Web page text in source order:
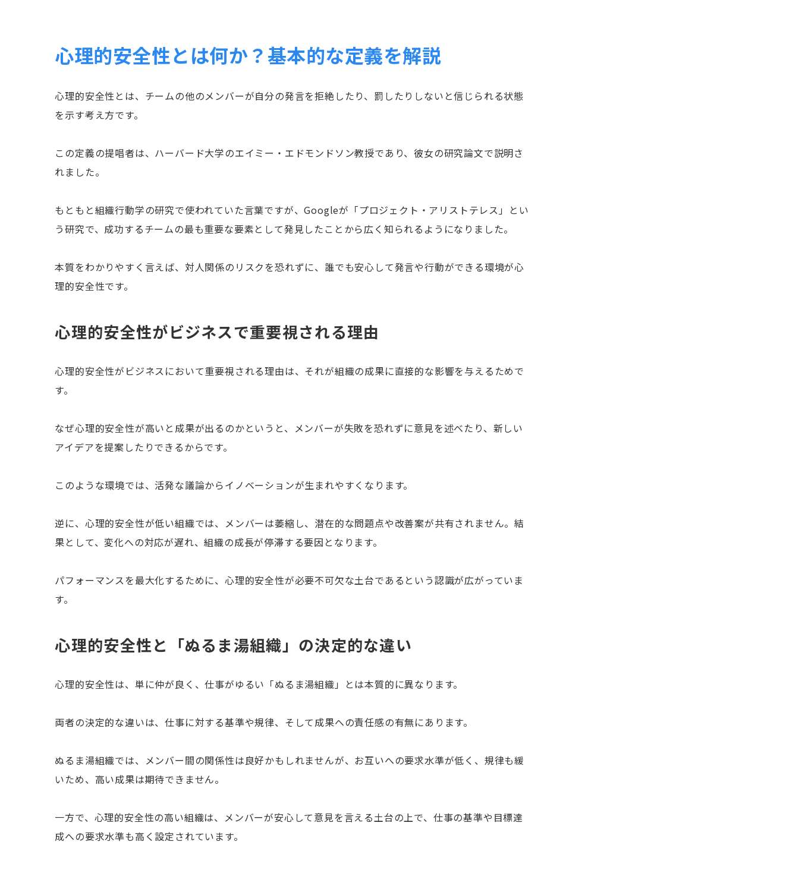
心理的安全性とは何か？基本的な定義を解説
心理的安全性とは、チームの他のメンバーが自分の発言を拒絶したり、罰したりしないと信じられる状態
を示す考え方です。
この定義の提唱者は、ハーバード大学のエイミー・エドモンドソン教授であり、彼女の研究論文で説明さ
れました。
もともと組織行動学の研究で使われていた言葉ですが、Googleが「プロジェクト・アリストテレス」とい
う研究で、成功するチームの最も重要な要素として発見したことから広く知られるようになりました。
本質をわかりやすく言えば、対人関係のリスクを恐れずに、誰でも安心して発言や行動ができる環境が心
理的安全性です。
心理的安全性がビジネスで重要視される理由
心理的安全性がビジネスにおいて重要視される理由は、それが組織の成果に直接的な影響を与えるためで
す。
なぜ心理的安全性が高いと成果が出るのかというと、メンバーが失敗を恐れずに意見を述べたり、新しい
アイデアを提案したりできるからです。
このような環境では、活発な議論からイノベーションが生まれやすくなります。
逆に、心理的安全性が低い組織では、メンバーは萎縮し、潜在的な問題点や改善案が共有されません。結
果として、変化への対応が遅れ、組織の成長が停滞する要因となります。
パフォーマンスを最大化するために、心理的安全性が必要不可欠な土台であるという認識が広がっていま
す。
心理的安全性と「ぬるま湯組織」の決定的な違い
心理的安全性は、単に仲が良く、仕事がゆるい「ぬるま湯組織」とは本質的に異なります。
両者の決定的な違いは、仕事に対する基準や規律、そして成果への責任感の有無にあります。
ぬるま湯組織では、メンバー間の関係性は良好かもしれませんが、お互いへの要求水準が低く、規律も緩
いため、高い成果は期待できません。
一方で、心理的安全性の高い組織は、メンバーが安心して意見を言える土台の上で、仕事の基準や目標達
成への要求水準も高く設定されています。